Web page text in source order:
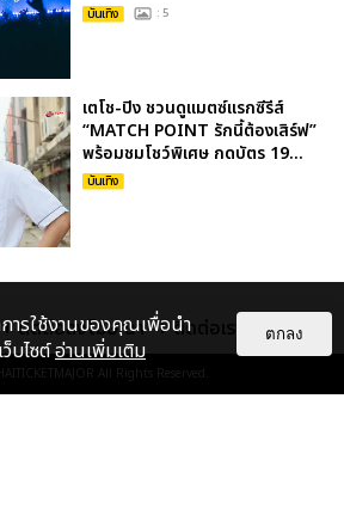
บันเทิง : 5
เตโช-ปิง ชวนดูแมตซ์แรกซีรีส์
“MATCH POINT รักนี้ต้องเสิร์ฟ”
พร้อมชมโชว์พิเศษ กดบัตร 19...
บันเทิง
ติดต่อลงโฆษณา ติดต่อเรา
All Rights Reserved.
ารใช้งานของคุณเพื่อนำ
ว็บไซต์อ่านเพิ่มเติม
ตกลง